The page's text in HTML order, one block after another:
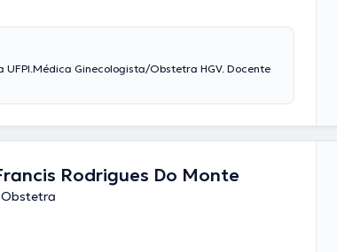
Ginecologista/Obstetra HGV. Docente
Rodrigues Do Monte